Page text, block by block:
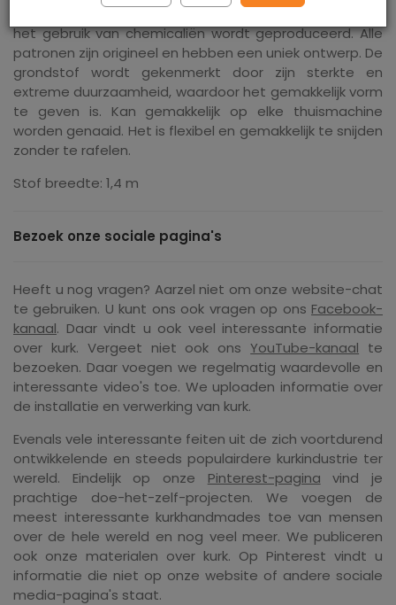
het gebruik van chemicaliën wordt geproduceerd. Alle
patronen zijn origineel en hebben een uniek ontwerp. De
grondstof wordt gekenmerkt door zijn sterkte en
extreme duurzaamheid, waardoor het gemakkelijk vorm
te geven is. Kan gemakkelijk op elke thuismachine
worden genaaid. Het is flexibel en gemakkelijk te snijden
zonder te rafelen.
Stof breedte: 1,4 m
Bezoek onze sociale pagina's
Heeft u nog vragen? Aarzel niet om onze website-chat
te gebruiken. U kunt ons ook vragen op ons Facebook-
kanaal. Daar vindt u ook veel interessante informatie
over kurk. Vergeet niet ook ons ​​YouTube-kanaal te
bezoeken. Daar voegen we regelmatig waardevolle en
interessante video's toe. We uploaden informatie over
de installatie en verwerking van kurk.
Evenals vele interessante feiten uit de zich voortdurend
ontwikkelende en steeds populairdere kurkindustrie ter
wereld. Eindelijk op onze Pinterest-pagina vind je
prachtige doe-het-zelf-projecten. We voegen de
meest interessante kurkhandmades toe van mensen
over de hele wereld en nog veel meer. We publiceren
ook onze materialen over kurk. Op Pinterest vindt u
informatie die niet op onze website of andere sociale
media-pagina's staat.